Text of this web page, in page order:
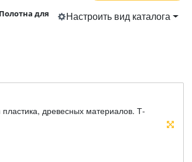
Полотна для электролобзикаНастроить вид каталога
древесных материалов. Т-